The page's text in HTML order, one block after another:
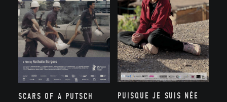
SCARS OF A PUTSCH PUISQUE JE SUIS NÉE